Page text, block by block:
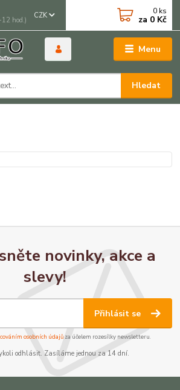
Menu
CZK
Hledat
hod.)
0 ks
za 0 Kč
novinky, akce a
slevy!
Přihlásit se
osobních údajůza účelem rozesílky newsletteru.
odhlásit. Zasíláme jednou za 14 dní.